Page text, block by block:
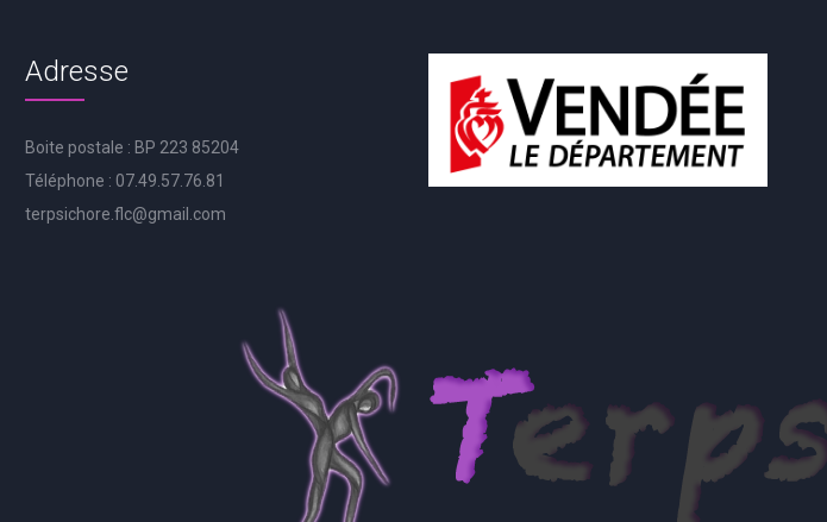
Adresse
Boite postale : BP 223 85204
Téléphone : 07.49.57.76.81
terpsichore.flc@gmail.com